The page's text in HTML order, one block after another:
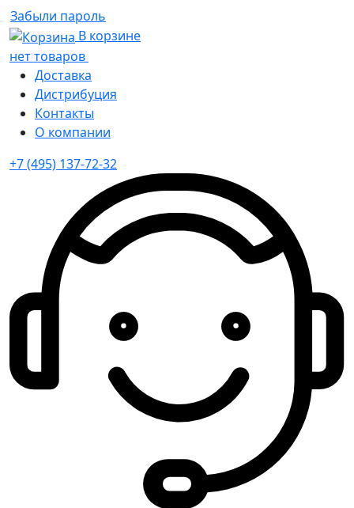
Забыли пароль
В корзине
нет товаров
Доставка
Дистрибуция
Контакты
О компании
+7 (495) 137-72-32